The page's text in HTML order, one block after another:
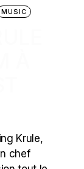
MUSIC
Krule,
chef